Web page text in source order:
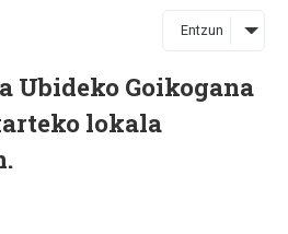
Entzun
Ubideko Goikogana
lokala